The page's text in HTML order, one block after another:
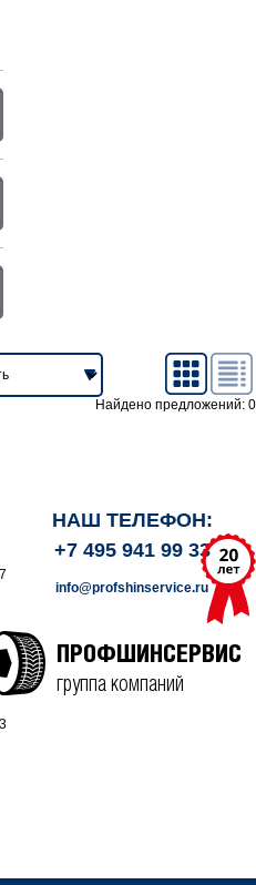
Найдено предложений: 0
НАШ ТЕЛЕФОН:
+7 495 941 99 33
info@profshinservice.ru
ПРОФШИНСЕРВИС
группа компаний